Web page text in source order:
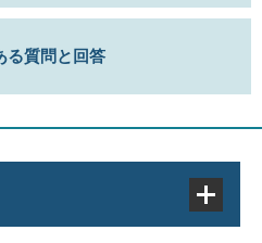
る質問と回答